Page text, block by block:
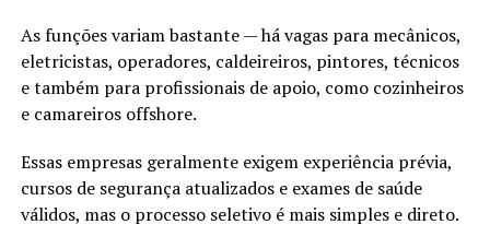
As funções variam bastante — há vagas para mecânicos,
eletricistas, operadores, caldeireiros, pintores, técnicos
e também para profissionais de apoio, como cozinheiros
e camareiros offshore.
Essas empresas geralmente exigem experiência prévia,
cursos de segurança atualizados e exames de saúde
válidos, mas o processo seletivo é mais simples e direto.